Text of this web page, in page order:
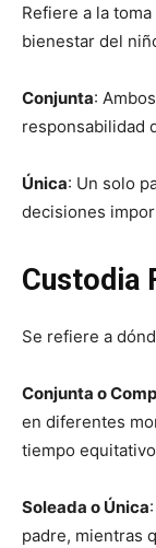
Refiere a la
bienestar del
Conjunta:
responsabilidad
Única: Un solo
decisiones
Custodia
Se refiere a
Conjunta o
en diferentes
tiempo
Soleada o Única
padre, mientras